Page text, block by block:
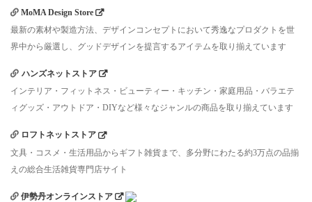
MoMA Design Store
最新の素材や製造方法、デザインコンセプトにおいて秀逸なプロダクトを世
界中から厳選し、グッドデザインを提言するアイテムを取り揃えています
ハンズネットストア
インテリア・フィットネス・ビューティー・キッチン・家庭用品・バラエテ
ィグッズ・アウトドア・DIYなど様々なジャンルの商品を取り揃えています
ロフトネットストア
文具・コスメ・生活用品からギフト雑貨まで、多分野にわたる約3万点の品揃
えの総合生活雑貨専門店サイト
伊勢丹オンラインストア